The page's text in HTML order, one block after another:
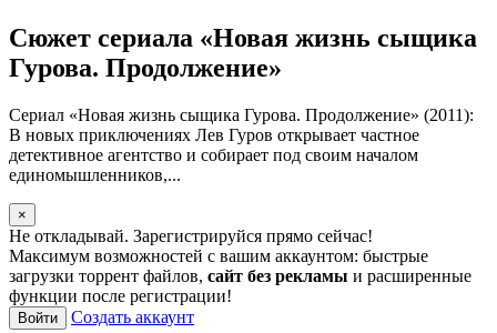
Сюжет сериала «Новая жизнь сыщика
Гурова. Продолжение»
Сериал «Новая жизнь сыщика Гурова. Продолжение» (2011):
В новых приключениях Лев Гуров открывает частное
детективное агентство и собирает под своим началом
единомышленников,...
×
Не откладывай. Зарегистрируйся прямо сейчас!
Максимум возможностей с вашим аккаунтом: быстрые
загрузки торрент файлов, сайт без рекламы и расширенные
функции после регистрации!
Войти Создать аккаунт